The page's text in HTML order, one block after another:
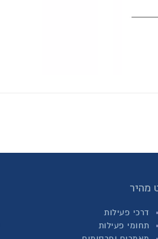
מהיר
דרכי פעילות
תחומי פעילות